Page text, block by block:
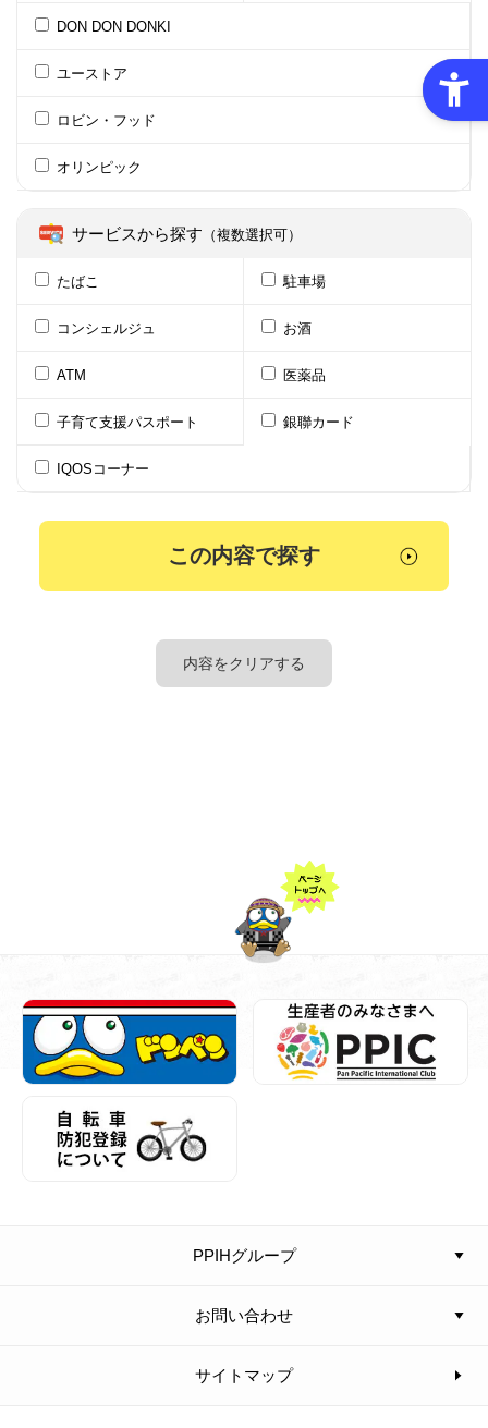
DON DON DONKI
ユーストア
ロビン・フッド
オリンピック
サービスから探す （複数選択可）
たばこ 駐車場
コンシェルジュ お酒
ATM 医薬品
子育て支援パスポート 銀聯カード
IQOSコーナー
PPIHグループ
お問い合わせ
サイトマップ